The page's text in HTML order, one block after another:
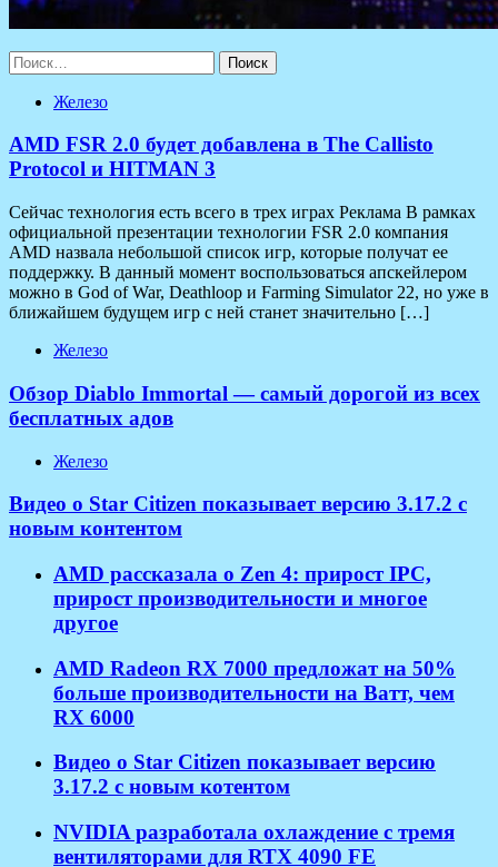
Найти:
Железо
AMD FSR 2.0 будет добавлена в The Callisto
Protocol и HITMAN 3
Сейчас технология есть всего в трех играх Реклама В рамках
официальной презентации технологии FSR 2.0 компания
AMD назвала небольшой список игр, которые получат ее
поддержку. В данный момент воспользоваться апскейлером
можно в God of War, Deathloop и Farming Simulator 22, но уже в
ближайшем будущем игр с ней станет значительно […]
Железо
Обзор Diablo Immortal — самый дорогой из всех
бесплатных адов
Железо
Видео о Star Citizen показывает версию 3.17.2 с
новым контентом
AMD рассказала о Zen 4: прирост IPC,
прирост производительности и многое
другое
AMD Radeon RX 7000 предложат на 50%
больше производительности на Ватт, чем
RX 6000
Видео о Star Citizen показывает версию
3.17.2 с новым котентом
NVIDIA разработала охлаждение с тремя
вентиляторами для RTX 4090 FE